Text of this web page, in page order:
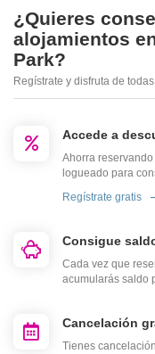
¿Quieres
alojamientos
Park?
Regístrate y disfruta de
Accede a
Ahorra
logueado para
Regístrate gratis
Consigue
Cada vez que
acumularás saldo
Cancelación
Tienes